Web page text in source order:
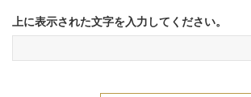
上に表示された文字を入力してください。